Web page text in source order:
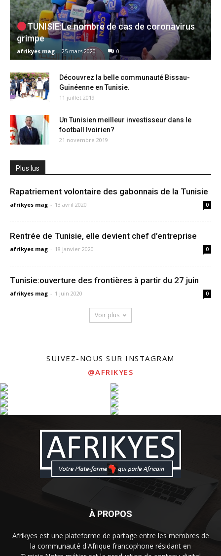
TUNISIE:Le nombre de cas de coronavirus
grimpe
afrikyes mag - 25 mars 2020 0
Découvrez la belle communauté Bissau-
Guinéenne en Tunisie.
11 juillet 2019
Un Tunisien meilleur investisseur dans le
football Ivoirien?
21 novembre 2019
Plus lus
Rapatriement volontaire des gabonnais de la Tunisie
afrikyes mag - 13 avril 2020 0
Rentrée de Tunisie, elle devient chef d’entreprise
afrikyes mag - 18 janvier 2020 0
Tunisie:ouverture des frontières à partir du 27 juin
afrikyes mag - 1 juin 2020 0
Voir plus
SUIVEZ-NOUS SUR INSTAGRAM
@AFRIKYES
À PROPOS
Afrikyes est une plateforme de partage entre les membres de
la communauté d'Afrique francophone résidant en